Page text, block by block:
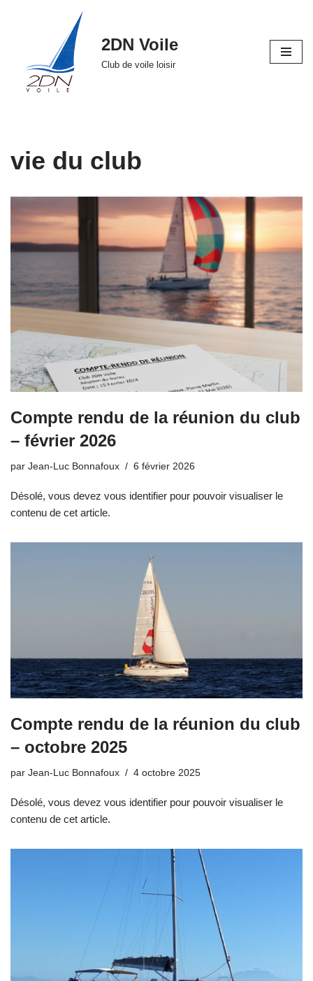
contenu
2DN Voile
Club de voile loisir
vie du club
Compte rendu de la réunion du club
– février 2026
par Jean-Luc Bonnafoux 6 février 2026
Désolé, vous devez vous identifier pour pouvoir visualiser le
contenu de cet article.
Compte rendu de la réunion du club
– octobre 2025
par Jean-Luc Bonnafoux 4 octobre 2025
Désolé, vous devez vous identifier pour pouvoir visualiser le
contenu de cet article.